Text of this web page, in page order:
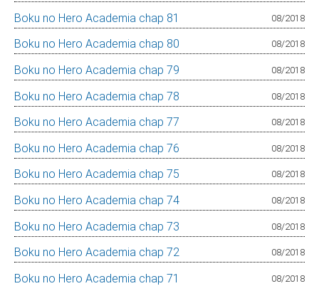
Boku no Hero Academia chap 81 08/2018
Boku no Hero Academia chap 80 08/2018
Boku no Hero Academia chap 79 08/2018
Boku no Hero Academia chap 78 08/2018
Boku no Hero Academia chap 77 08/2018
Boku no Hero Academia chap 76 08/2018
Boku no Hero Academia chap 75 08/2018
Boku no Hero Academia chap 74 08/2018
Boku no Hero Academia chap 73 08/2018
Boku no Hero Academia chap 72 08/2018
Boku no Hero Academia chap 71 08/2018